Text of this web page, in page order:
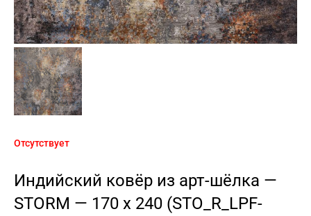
Отсутствует
Индийский ковёр из арт-шёлка —
STORM — 170 x 240 (STO_R_LPF-